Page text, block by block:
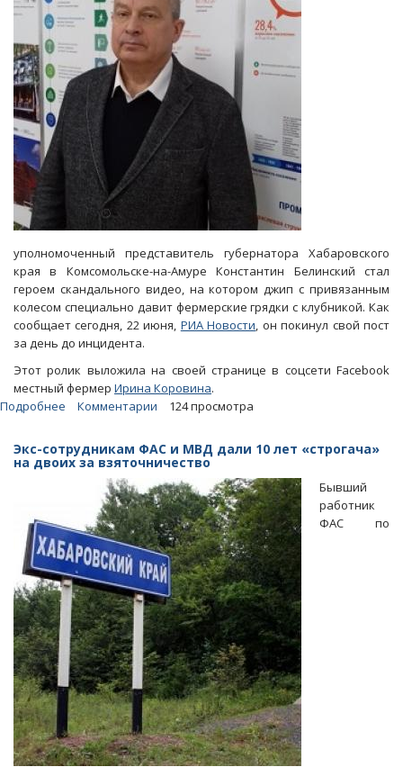
место
по
уровню
поддержки
НКО
уполномоченный представитель губернатора Хабаровского
края в Комсомольске-на-Амуре Константин Белинский стал
героем скандального видео, на котором джип с привязанным
колесом специально давит фермерские грядки с клубникой. Как
сообщает сегодня, 22 июня, РИА Новости, он покинул свой пост
за день до инцидента.
Этот ролик выложила на своей странице в соцсети Facebook
местный фермер Ирина Коровина.
Подробнее
главы
Хабаровского
уничтожил
поля
клубники
фермера-
должника
Комментарии 124 просмотра
Экс-сотрудникам ФАС и МВД дали 10 лет «строгача»
на двоих за взяточничество
Бывший
работник
ФАС по